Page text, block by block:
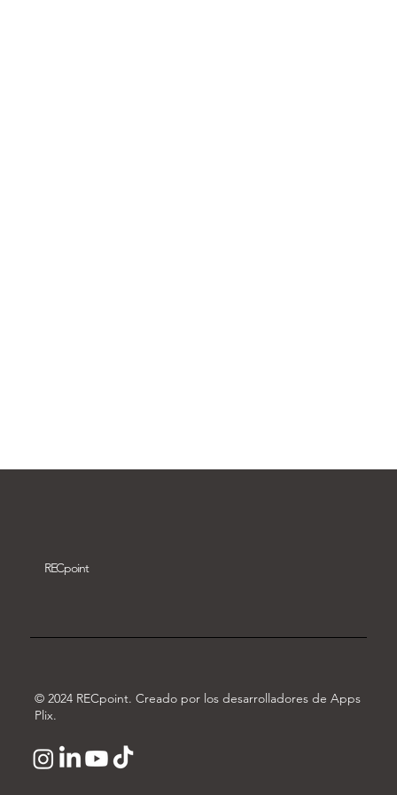
RECpoint
© 2024 RECpoint. Creado por los desarrolladores de Apps
Plix.